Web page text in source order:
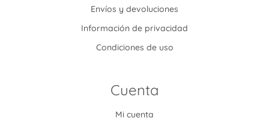
Envíos y devoluciones
Información de privacidad
Condiciones de uso
Cuenta
Mi cuenta